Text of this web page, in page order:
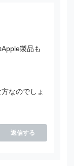
製品も
なのでしょ
返信する